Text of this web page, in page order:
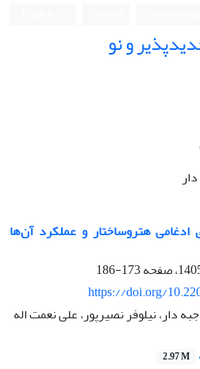
و نو
ادغامی هتروساختار و عملکرد آن‌ها
173-186
https://doi.org/
دار، نیلوفر نصیرپور، علی نعمت اله
2.97 M